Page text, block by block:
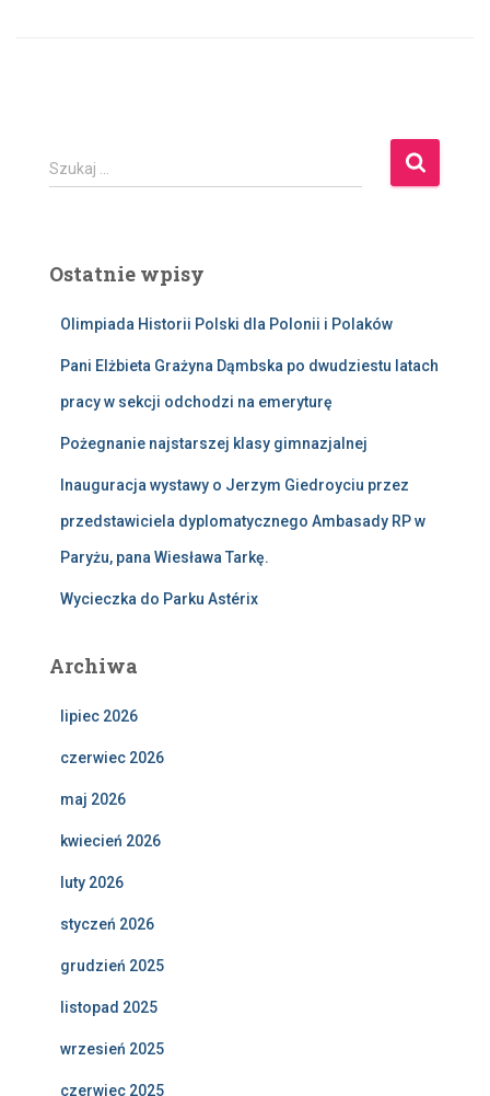
S
z
j
Szukaj …
Ostatnie wpisy
Olimpiada Historii Polski dla Polonii i Polaków
Pani Elżbieta Grażyna Dąmbska po dwudziestu latach
pracy w sekcji odchodzi na emeryturę
Pożegnanie najstarszej klasy gimnazjalnej
Inauguracja wystawy o Jerzym Giedroyciu przez
przedstawiciela dyplomatycznego Ambasady RP w
Paryżu, pana Wiesława Tarkę.
Wycieczka do Parku Astérix
Archiwa
lipiec 2026
czerwiec 2026
maj 2026
kwiecień 2026
luty 2026
styczeń 2026
grudzień 2025
listopad 2025
wrzesień 2025
czerwiec 2025